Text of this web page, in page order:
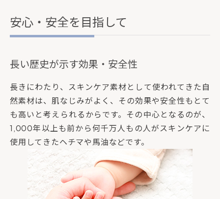
安心・安全を目指して
長い歴史が示す効果・安全性
長きにわたり、スキンケア素材として使われてきた自
然素材は、肌なじみがよく、その効果や安全性もとて
も高いと考えられるからです。その中心となるのが、
1,000年以上も前から何千万人もの人がスキンケアに
使用してきたヘチマや馬油などです。